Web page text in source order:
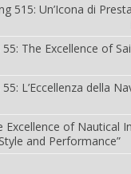
515: Un’Icona di
55: The Excellence of
L’Eccellenza della
Excellence of Nautical
and Performance”